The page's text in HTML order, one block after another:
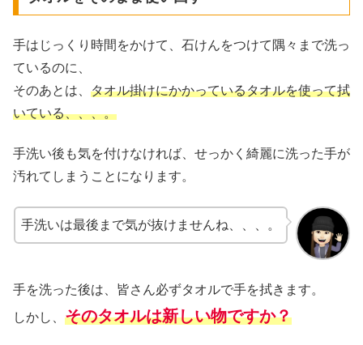
手はじっくり時間をかけて、石けんをつけて隅々まで洗っ
ているのに、
そのあとは、 タオル掛けにかかっているタオルを使って拭
いている、、、。
手洗い後も気を付けなければ、せっかく綺麗に洗った手が
汚れてしまうことになります。
手洗いは最後まで気が抜けませんね、、、。
手を洗った後は、皆さん必ずタオルで手を拭きます。
しかし、 そのタオルは新しい物ですか？